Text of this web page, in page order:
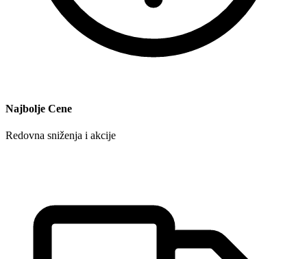
Najbolje Cene
Redovna sniženja i akcije